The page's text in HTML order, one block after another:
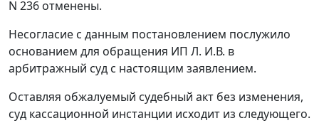
N 236 отменены.
Несогласие с данным постановлением послужило
основанием для обращения ИП Л. И.В. в
арбитражный суд с настоящим заявлением.
Оставляя обжалуемый судебный акт без изменения,
суд кассационной инстанции исходит из следующего.